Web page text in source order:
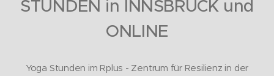
STUNDEN in INNSBRUCK und
ONLINE
Yoga Stunden im Rplus - Zentrum für Resilienz in der